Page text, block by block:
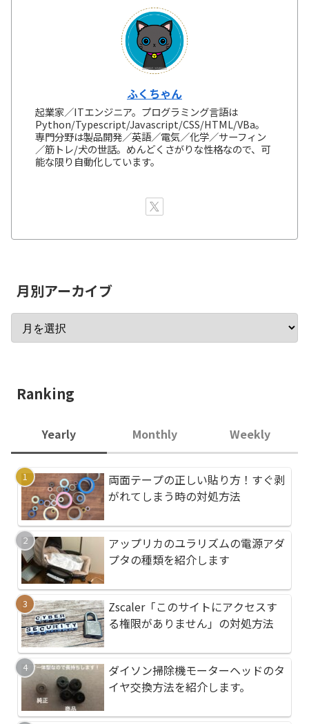
ふくちゃん
起業家／ITエンジニア。プログラミング言語は
Python/Typescript/Javascript/CSS/HTML/VBa。
専門分野は製品開発／英語／電気／化学／サーフィン
／筋トレ/犬の世話。めんどくさがりな性格なので、可
能な限り自動化しています。
月別アーカイブ
Ranking
Yearly
両面テープの正しい貼り方！すぐ剥
がれてしまう時の対処方法
アップリカのユラリズムの電源アダ
プタの種類を紹介します
Zscaler「このサイトにアクセスす
る権限がありません」の対処方法
ダイソン掃除機モーターヘッドのタ
イヤ交換方法を紹介します。
Monthly
Zscaler「このサイト
る権限がありません」
両面テープの正しい
がれてしまう時の対処
アップリカのユラリ
プタの種類を紹介しま
ダイソン掃除機モー
イヤ交換方法を紹介し
Weekly
Zscaler「このサイト
る権限がありません」
ダイソン掃除機メン
入れ）方法！後輪タイ
両面テープの正しい
がれてしまう時の対処
九十九里のサーフポ
イレブン九十九里町